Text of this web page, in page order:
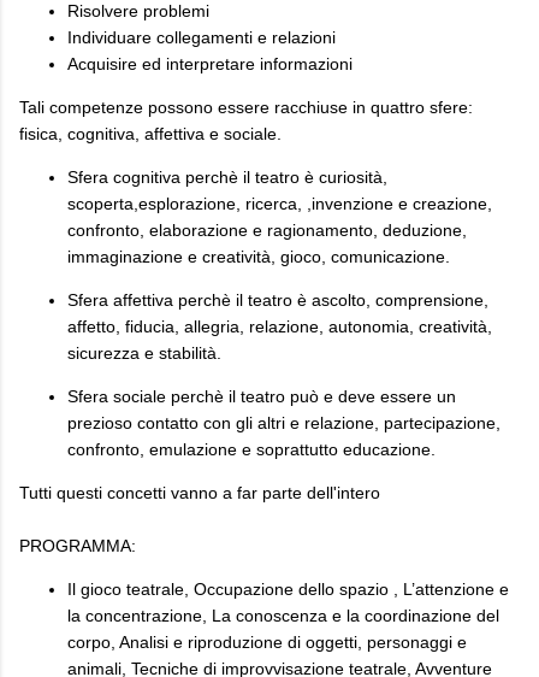
Risolvere problemi
Individuare collegamenti e relazioni
Acquisire ed interpretare informazioni
Tali competenze possono essere racchiuse in quattro sfere:
fisica, cognitiva, affettiva e sociale.
Sfera cognitiva perchè il teatro è curiosità,
scoperta,esplorazione, ricerca, ,invenzione e creazione,
confronto, elaborazione e ragionamento, deduzione,
immaginazione e creatività, gioco, comunicazione.
Sfera affettiva perchè il teatro è ascolto, comprensione,
affetto, fiducia, allegria, relazione, autonomia, creatività,
sicurezza e stabilità.
Sfera sociale perchè il teatro può e deve essere un
prezioso contatto con gli altri e relazione, partecipazione,
confronto, emulazione e soprattutto educazione.
Tutti questi concetti vanno a far parte dell'intero
PROGRAMMA:
Il gioco teatrale, Occupazione dello spazio , L’attenzione e
la concentrazione, La conoscenza e la coordinazione del
corpo, Analisi e riproduzione di oggetti, personaggi e
animali, Tecniche di improvvisazione teatrale, Avventure